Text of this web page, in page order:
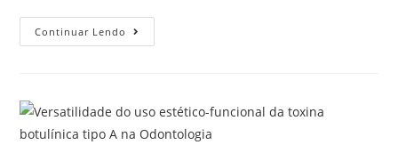
Continuar Lendo